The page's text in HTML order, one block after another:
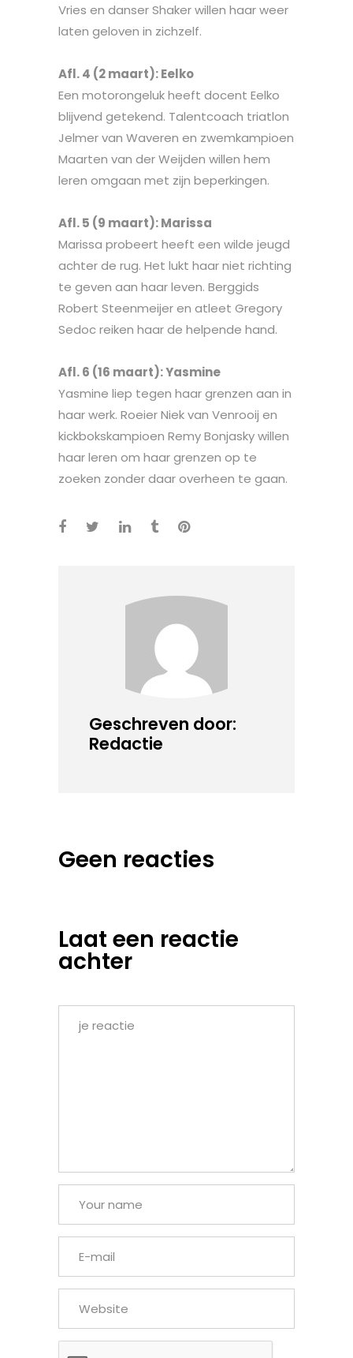
Vries en danser Shaker willen haar weer
laten geloven in zichzelf.
Afl. 4 (2 maart): Eelko
Een motorongeluk heeft docent Eelko
blijvend getekend. Talentcoach triatlon
Jelmer van Waveren en zwemkampioen
Maarten van der Weijden willen hem
leren omgaan met zijn beperkingen.
Afl. 5 (9 maart): Marissa
Marissa probeert heeft een wilde jeugd
achter de rug. Het lukt haar niet richting
te geven aan haar leven. Berggids
Robert Steenmeijer en atleet Gregory
Sedoc reiken haar de helpende hand.
Afl. 6 (16 maart): Yasmine
Yasmine liep tegen haar grenzen aan in
haar werk. Roeier Niek van Venrooij en
kickbokskampioen Remy Bonjasky willen
haar leren om haar grenzen op te
zoeken zonder daar overheen te gaan.
Geschreven door:
Redactie
Geen reacties
Laat een reactie
achter